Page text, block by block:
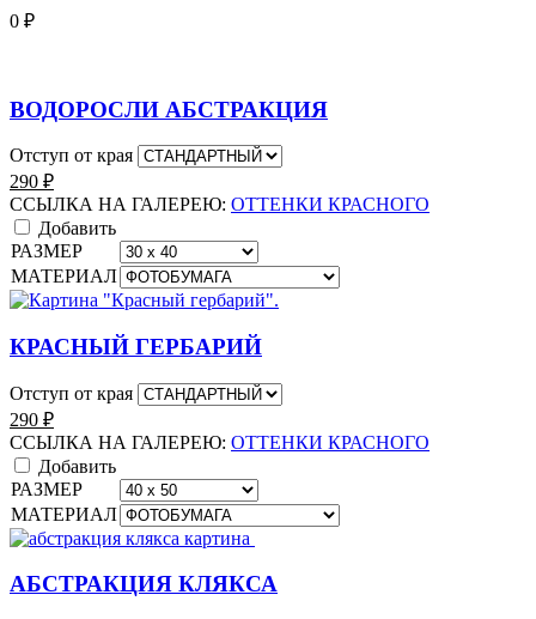
0 ₽
ВОДОРОСЛИ АБСТРАКЦИЯ
Отступ от края
290 ₽
ССЫЛКА НА ГАЛЕРЕЮ: ОТТЕНКИ КРАСНОГО
Добавить
РАЗМЕР
МАТЕРИАЛ
КРАСНЫЙ ГЕРБАРИЙ
Отступ от края
290 ₽
ССЫЛКА НА ГАЛЕРЕЮ: ОТТЕНКИ КРАСНОГО
Добавить
РАЗМЕР
МАТЕРИАЛ
АБСТРАКЦИЯ КЛЯКСА